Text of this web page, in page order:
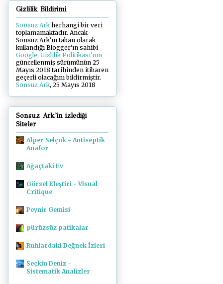
Gizlilik Bildirimi
Sonsuz Arkherhangi bir veri
toplamamaktadır. Ancak
Sonsuz Ark'ın taban olarak
kullandığı Blogger'ın sahibi
Google, Gizlilik Politikası'nın
güncellenmiş sürümünün 25
Mayıs 2018 tarihinden itibaren
geçerli olacağını bildirmiştir.
Sonsuz Ark, 25 Mayıs 2018
Sonsuz Ark'in izlediği
Siteler
Alper Selçuk - Antiseptik
Anafor
Ağaçtaki Ev
Görsel Eleştiri - Visual
Critique
Peynir Gemisi
pürüzsüz patikalar
Ruhlardaki Değnek İzleri
Seçkin Deniz -
Sistematik Analizler